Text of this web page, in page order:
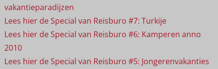
vakantieparadijzen
Lees hier de Special van Reisburo #7: Turkije
Lees hier de Special van Reisburo #6: Kamperen anno
2010
Lees hier de Special van Reisburo #5: Jongerenvakanties